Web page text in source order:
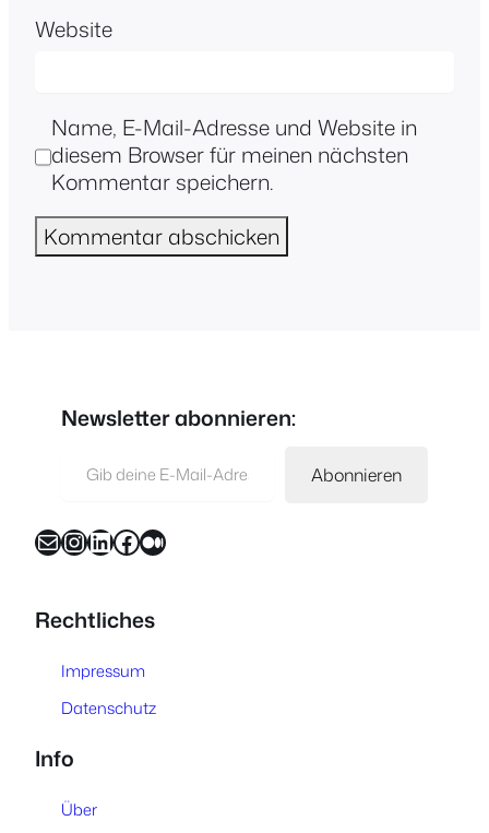
Website
Name, E-Mail-Adresse und Website in
diesem Browser für meinen nächsten
Kommentar speichern.
Newsletter abonnieren:
Abonnieren
E-Mail InstagramLinkedIn Facebook Medium
Rechtliches
Impressum
Datenschutz
Info
Über